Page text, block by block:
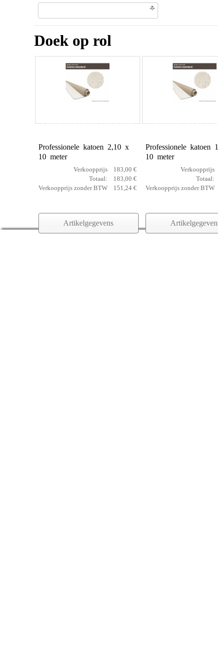
Doek op rol
Cotton prof op rol 2,10 x 10m
Professionele katoen 2,10 x
10 meter
Verkoopprijs
183,00 €
Totaal:
183,00 €
Verkoopprijs zonder BTW
151,24 €
Artikelgegevens
Cotton prof op rol
Professionele katoen
10 meter
Verkoopprijs
Totaal:
Verkoopprijs zonder BTW